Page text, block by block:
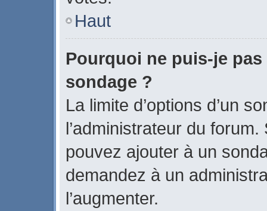
Haut
Pourquoi ne puis-je
sondage ?
La limite d’options d’un
l’administrateur du
pouvez ajouter à un
demandez à un
l’augmenter.